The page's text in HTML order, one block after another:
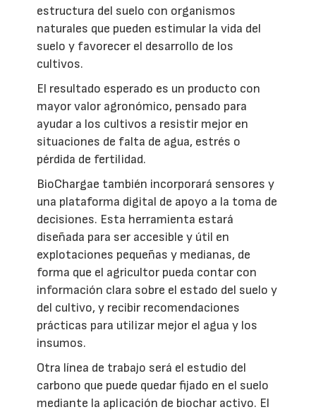
estructura del suelo con organismos
naturales que pueden estimular la vida del
suelo y favorecer el desarrollo de los
cultivos.
El resultado esperado es un producto con
mayor valor agronómico, pensado para
ayudar a los cultivos a resistir mejor en
situaciones de falta de agua, estrés o
pérdida de fertilidad.
BioChargae también incorporará sensores y
una plataforma digital de apoyo a la toma de
decisiones. Esta herramienta estará
diseñada para ser accesible y útil en
explotaciones pequeñas y medianas, de
forma que el agricultor pueda contar con
información clara sobre el estado del suelo y
del cultivo, y recibir recomendaciones
prácticas para utilizar mejor el agua y los
insumos.
Otra línea de trabajo será el estudio del
carbono que puede quedar fijado en el suelo
mediante la aplicación de biochar activo. El